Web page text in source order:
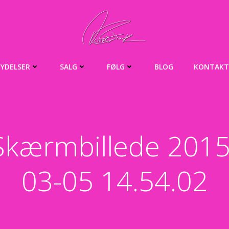
YDELSER SALG FØLG BLOG KONTAKT
03-05 14.54.02